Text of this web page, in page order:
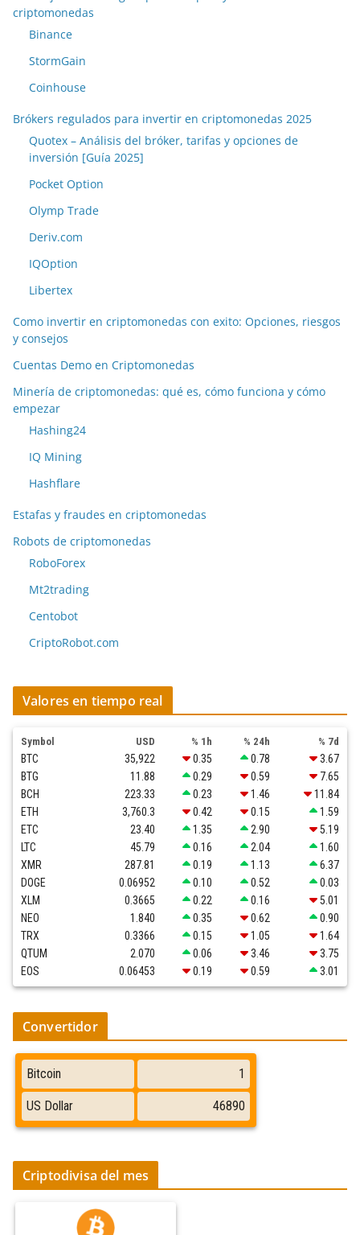
criptomonedas
Binance
StormGain
Coinhouse
Brókers regulados para invertir en criptomonedas 2025
Quotex – Análisis del bróker, tarifas y opciones de
inversión [Guía 2025]
Pocket Option
Olymp Trade
Deriv.com
IQOption
Libertex
Como invertir en criptomonedas con exito: Opciones, riesgos
y consejos
Cuentas Demo en Criptomonedas
Minería de criptomonedas: qué es, cómo funciona y cómo
empezar
Hashing24
IQ Mining
Hashflare
Estafas y fraudes en criptomonedas
Robots de criptomonedas
RoboForex
Mt2trading
Centobot
CriptoRobot.com
Valores en tiempo real
Symbol USD % 1h % 24h % 7d
BTC 35,922 0.35 0.78
3.67
BTG
11.88 0.29 0.59
7.65
BCH
223.33 0.23 1.46
11.84
ETH
3,760.3 0.42 0.15
1.59
ETC
23.40 1.35 2.90
5.19
LTC
45.79 0.16 2.04
1.60
XMR
287.81 0.19 1.13
6.37
DOGE
0.06952 0.10 0.52
0.03
XLM
0.3665 0.22 0.16
5.01
NEO
1.840 0.35 0.62
0.90
TRX
0.3366 0.15 1.05
1.64
QTUM
2.070 0.06 3.46
3.75
EOS
0.06453 0.19 0.59 3.01
Convertidor
Criptodivisa del mes